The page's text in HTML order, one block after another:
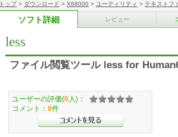
トップ> ダウンロード > X68000 > ユーティリティ > テキストフ
ソフト詳細 レビュー
less
ファイル閲覧ツール less for
ユーザーの評価(0 人)：
コメント： 0件